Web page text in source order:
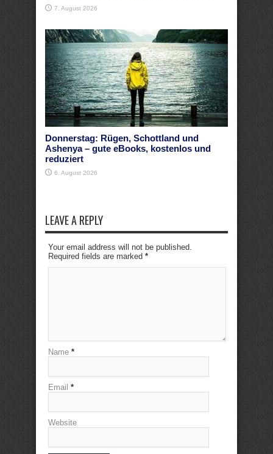
7. August 2026
Donnerstag: Rügen, Schottland und
Ashenya – gute eBooks, kostenlos und
reduziert
6. August 2026
LEAVE A REPLY
Your email address will not be published.
Required fields are marked *
Name *
Email *
Website